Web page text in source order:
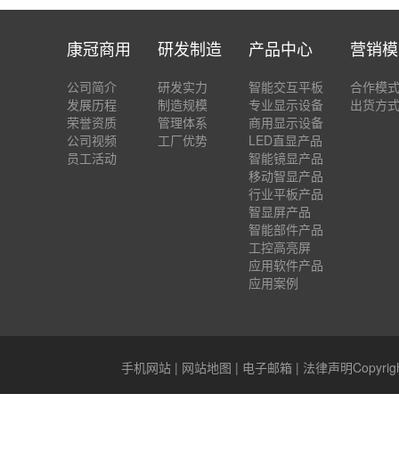
康冠商用
公司简介
发展历程
荣誉资质
公司视频
员工活动
研发制造
研发实力
制造规模
管理体系
工厂优势
产品中心
智能交互平板
专业显示设备
商用显示设备
LED直显产品
智能镜显产品
移动智显产品
行业平板产品
智显屏产品
智能部件产品
工控高亮屏
应用软件产品
应用案例
营销
合作模式
出货方式
手机网站| 网站地图 | 电子邮箱| 法律声明